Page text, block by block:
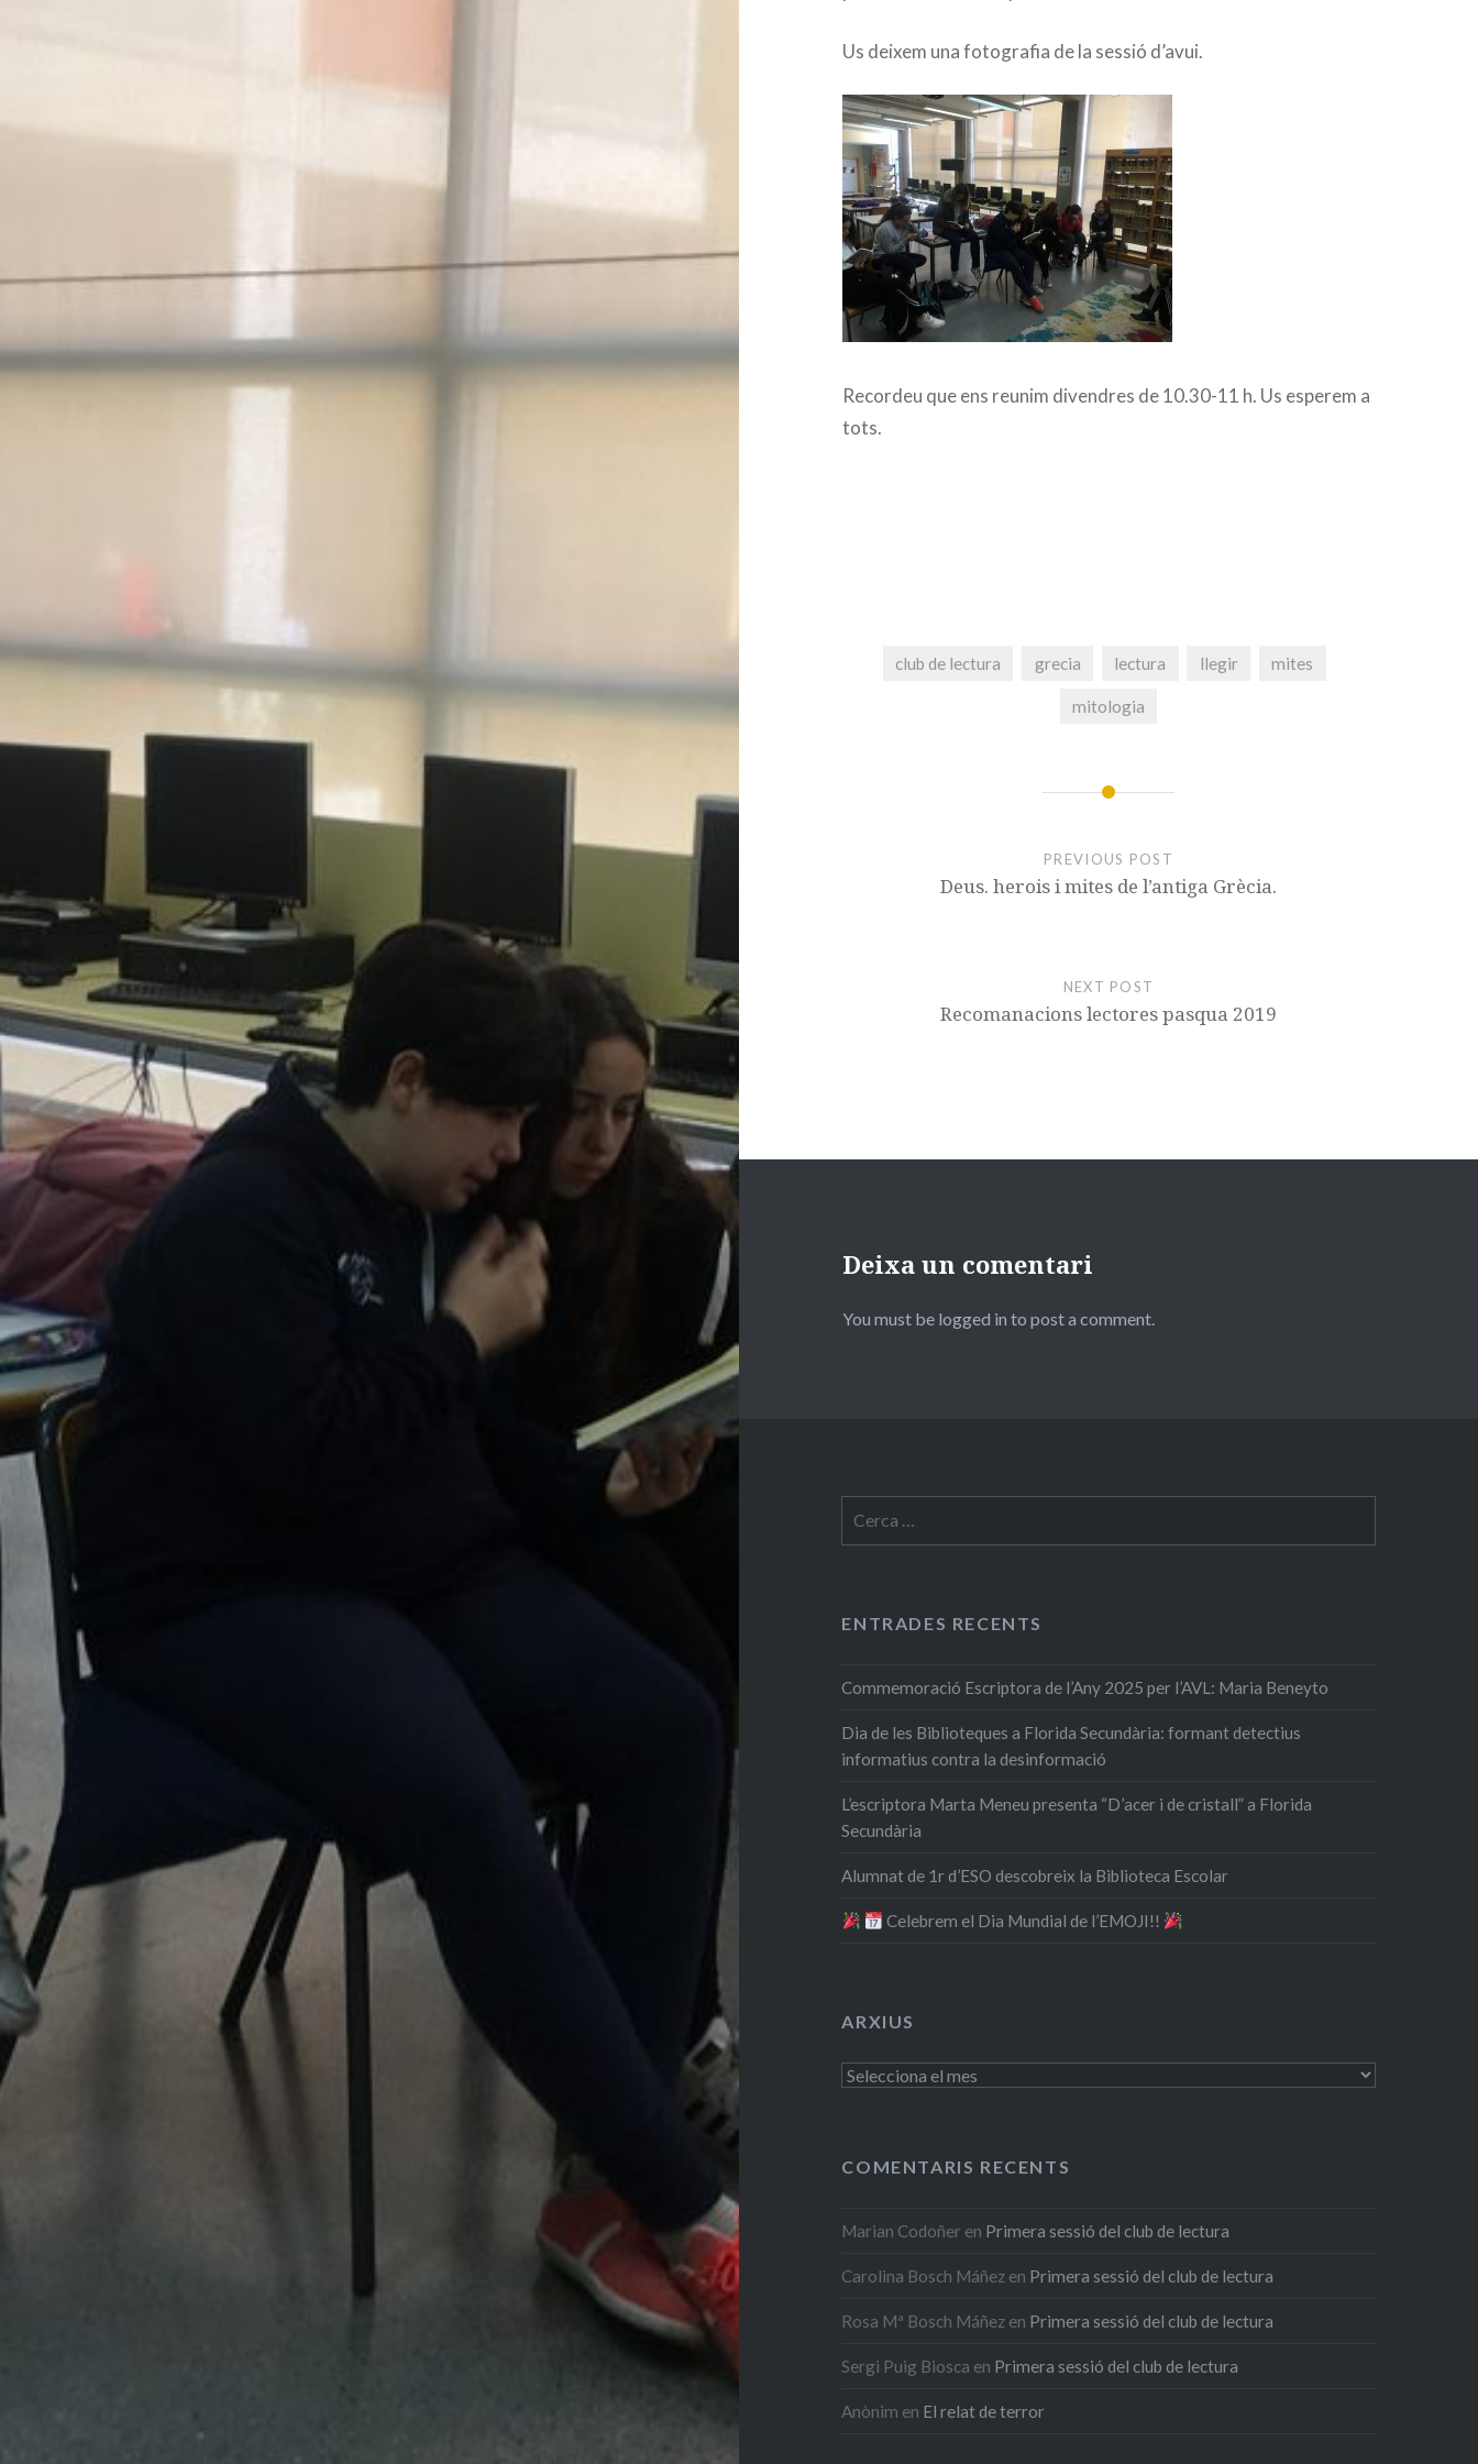
Us deixem una fotografia de la sessió d’avui.
Recordeu que ens reunim divendres de10.30-11 h. Us esperem a
tots.
club de lectura grecia lectura llegir mites
mitologia
Navegació
PREVIOUS POST
Deus. herois i mites de l’antiga Grècia.
NEXT POST
Recomanacions lectores pasqua 2019
Deixa un comentari
You must be logged in to post a comment.
ENTRADES RECENTS
Commemoració Escriptora de l’Any 2025 per l’AVL: Maria Beneyto
Dia de les Biblioteques a Florida Secundària: formant detectius
informatius contra la desinformació
L’escriptora Marta Meneu presenta “D’acer i de cristall” a Florida
Secundària
Alumnat de 1r d’ESO descobreix la Biblioteca Escolar
​ Celebrem el Dia Mundial de l’EMOJI!!
ARXIUS
Arxius
COMENTARIS RECENTS
Marian Codoñer en Primera sessió del club de lectura
Carolina Bosch Máñez en Primera sessió del club de lectura
Rosa Mª Bosch Máñez en Primera sessió del club de lectura
Sergi Puig Biosca en Primera sessió del club de lectura
Anònim en El relat de terror